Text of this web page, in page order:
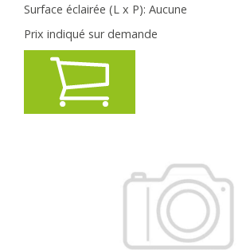
Surface éclairée (L x P): Aucune
Prix indiqué sur demande